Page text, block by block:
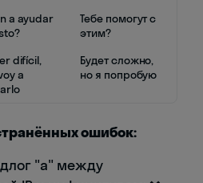
a ayudar
Тебе помогут с
этим?
difícil,
a
Будет сложно,
но я попробую
ошибок:
"a" между